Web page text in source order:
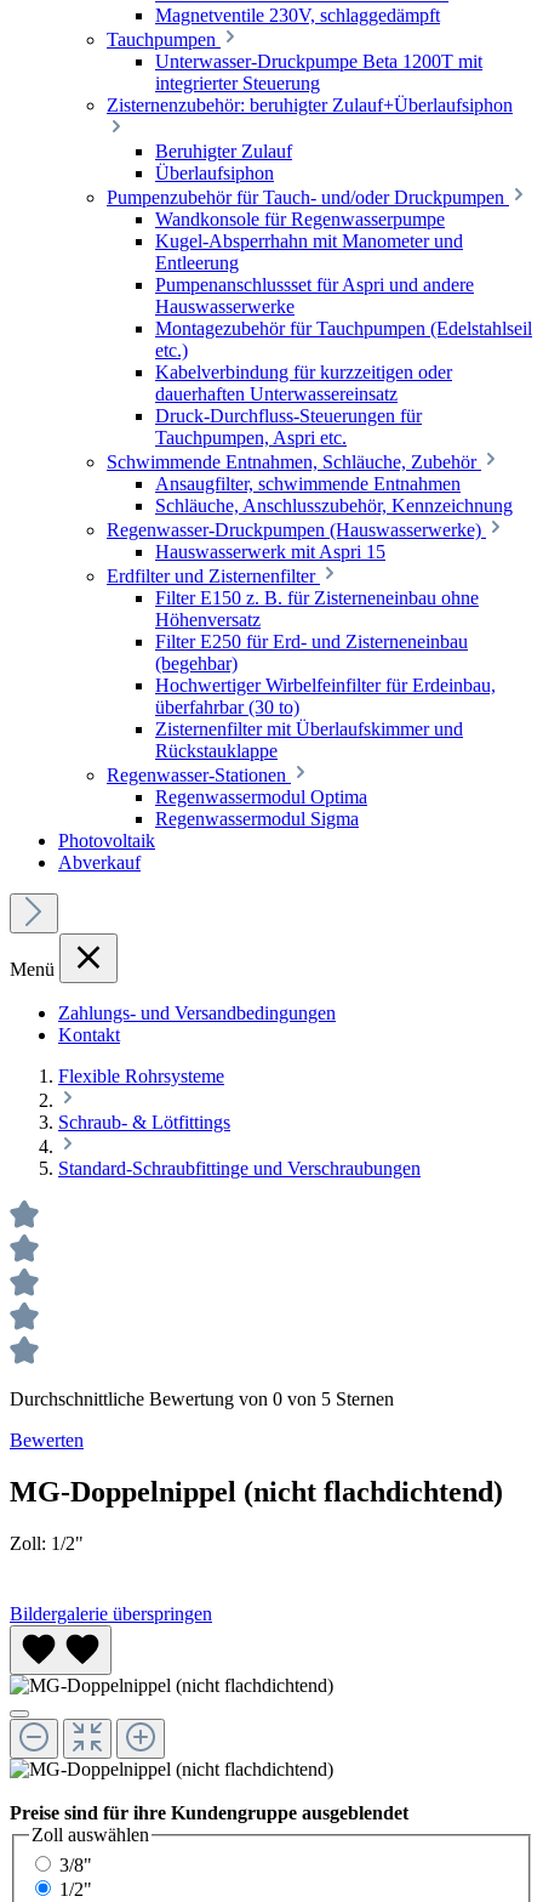
Magnetventile 230V, schlaggedämpft
Tauchpumpen
Unterwasser-Druckpumpe Beta 1200T mit
integrierter Steuerung
Zisternenzubehör: beruhigter Zulauf+Überlaufsiphon
Beruhigter Zulauf
Überlaufsiphon
Pumpenzubehör für Tauch- und/oder Druckpumpen
Wandkonsole für Regenwasserpumpe
Kugel-Absperrhahn mit Manometer und
Entleerung
Pumpenanschlussset für Aspri und andere
Hauswasserwerke
Montagezubehör für Tauchpumpen (Edelstahlseil
etc.)
Kabelverbindung für kurzzeitigen oder
dauerhaften Unterwassereinsatz
Druck-Durchfluss-Steuerungen für
Tauchpumpen, Aspri etc.
Schwimmende Entnahmen, Schläuche, Zubehör
Ansaugfilter, schwimmende Entnahmen
Schläuche, Anschlusszubehör, Kennzeichnung
Regenwasser-Druckpumpen (Hauswasserwerke)
Hauswasserwerk mit Aspri 15
Erdfilter und Zisternenfilter
Filter E150 z. B. für Zisterneneinbau ohne
Höhenversatz
Filter E250 für Erd- und Zisterneneinbau
(begehbar)
Hochwertiger Wirbelfeinfilter für Erdeinbau,
überfahrbar (30 to)
Zisternenfilter mit Überlaufskimmer und
Rückstauklappe
Regenwasser-Stationen
Regenwassermodul Optima
Regenwassermodul Sigma
Photovoltaik
Abverkauf
Menü
Zahlungs- und Versandbedingungen
Kontakt
Flexible Rohrsysteme
Schraub- & Lötfittings
Standard-Schraubfittinge und Verschraubungen
Durchschnittliche Bewertung von 0 von 5 Sternen
Bewerten
MG-Doppelnippel (nicht flachdichtend)
Zoll: 1/2"
Bildergalerie überspringen
Preise sind für ihre Kundengruppe ausgeblendet
Zoll auswählen
3/8"
1/2"